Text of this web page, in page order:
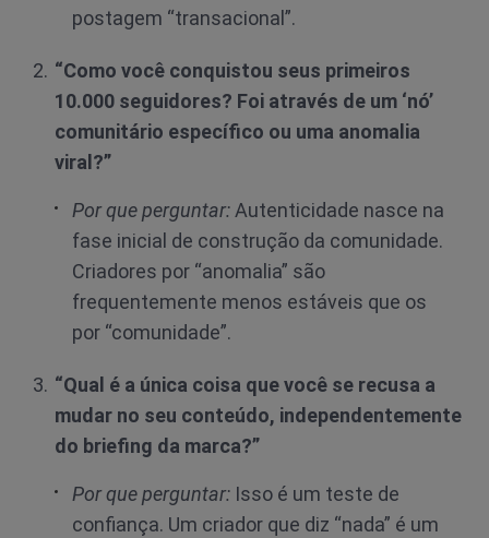
postagem “transacional”.
“Como você conquistou seus primeiros
10.000 seguidores? Foi através de um ‘nó’
comunitário específico ou uma anomalia
viral?”
Por que perguntar: Autenticidade nasce na
fase inicial de construção da comunidade.
Criadores por “anomalia” são
frequentemente menos estáveis que os
por “comunidade”.
“Qual é a única coisa que você se recusa a
mudar no seu conteúdo, independentemente
do briefing da marca?”
Por que perguntar: Isso é um teste de
confiança. Um criador que diz “nada” é um